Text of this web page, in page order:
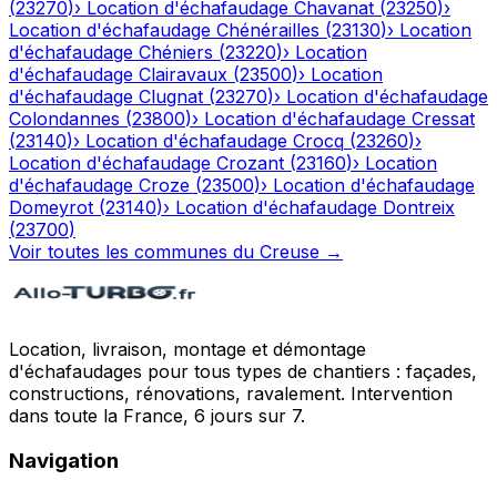
(23270)› Location d'échafaudage Chavanat (23250)›
Location d'échafaudage Chénérailles (23130)› Location
d'échafaudage Chéniers (23220)› Location
d'échafaudage Clairavaux (23500)› Location
d'échafaudage Clugnat (23270)› Location d'échafaudage
Colondannes (23800)› Location d'échafaudage Cressat
(23140)› Location d'échafaudage Crocq (23260)›
Location d'échafaudage Crozant (23160)› Location
d'échafaudage Croze (23500)› Location d'échafaudage
Domeyrot (23140)› Location d'échafaudage Dontreix
(23700)
Voir toutes les communes du Creuse →
Location, livraison, montage et démontage
d'échafaudages pour tous types de chantiers : façades,
constructions, rénovations, ravalement. Intervention
dans toute la France, 6 jours sur 7.
Navigation